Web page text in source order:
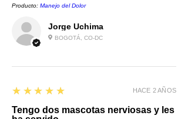
Jorge Uchima
BOGOTÁ, CO-DC
Producto: Manejo del Dolor
5
★★★★★
Tengo dos mascotas nerviosas y les
HACE 2 AÑOS